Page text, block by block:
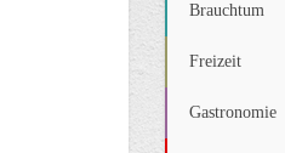
Brauchtum
Freizeit
Gastronomie